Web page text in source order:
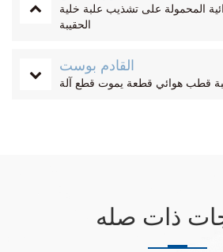
المحمولة على تشذيب علبة خلية
الحقيبة
القادم بوست
قطب هوائي قطعة يموت قطع آلة
ذات صله